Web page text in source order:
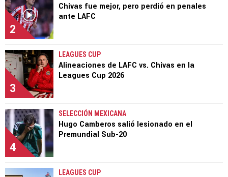
2
Chivas fue mejor, pero perdió en penales
ante LAFC
3
LEAGUES CUP
Alineaciones de LAFC vs. Chivas en la
Leagues Cup 2026
4
SELECCIÓN MEXICANA
Hugo Camberos salió lesionado en el
Premundial Sub-20
LEAGUES CUP